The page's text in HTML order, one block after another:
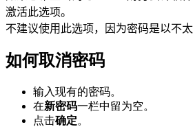
激活此选项。
不建议使用此选项，因为密码是以不
如何取消密码
输入现有的密码。
在新密码一栏中留为空。
点击确定。